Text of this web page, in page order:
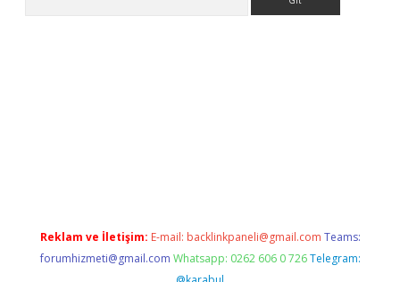
Reklam ve İletişim: E-mail: backlinkpaneli@gmail.com Teams:
forumhizmeti@gmail.com Whatsapp: 0262 606 0 726 Telegram: